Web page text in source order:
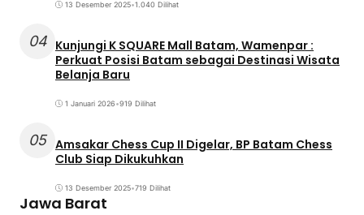
13 Desember 2025•1.040 Dilihat
04 Kunjungi K SQUARE Mall Batam, Wamenpar :
Perkuat Posisi Batam sebagai Destinasi Wisata
Belanja Baru
1 Januari 2026•919 Dilihat
05 Amsakar Chess Cup II Digelar, BP Batam Chess
Club Siap Dikukuhkan
13 Desember 2025•719 Dilihat
Jawa Barat